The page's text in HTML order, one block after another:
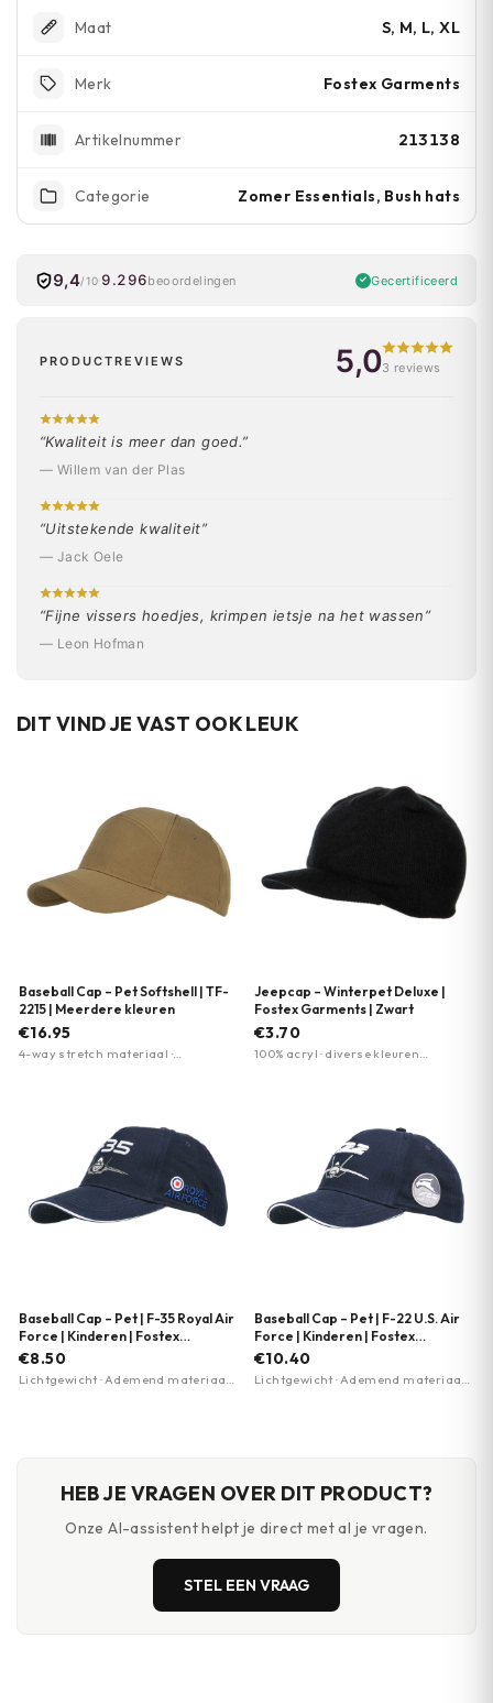
Maat S, M, L, XL
Merk Fostex Garments
Artikelnummer 213138
Categorie Zomer Essentials, Bush hats
9,4/10 9.296beoordelingen Gecertificeerd
PRODUCTREVIEWS 5,03 reviews
“Kwaliteit is meer dan goed.”
— Willem van der Plas
“Uitstekende kwaliteit”
— Jack Oele
“Fijne vissers hoedjes, krimpen ietsje na het wassen”
— Leon Hofman
DIT VIND JE VAST OOK LEUK
Baseball Cap – Pet Softshell | TF-
2215 | Meerdere kleuren
€16.95
4-way stretch materiaal ·
Jeepcap – Winterpet Deluxe |
Fostex Garments | Zwart
€3.70
100% acryl · diverse kleuren
Baseball Cap – Pet | F-35 Royal Air
Force | Kinderen | Fostex
Garments
€8.50
Lichtgewicht · Ademend materiaal ·
Baseball Cap – Pet | F-22 U.S. Air
Force | Kinderen | Fostex
Garments
€10.40
Lichtgewicht · Ademend materiaal ·
HEB JE VRAGEN OVER DIT PRODUCT?
Onze AI-assistent helpt je direct met al je vragen.
STEL EEN VRAAG